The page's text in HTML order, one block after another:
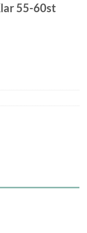
55-60st